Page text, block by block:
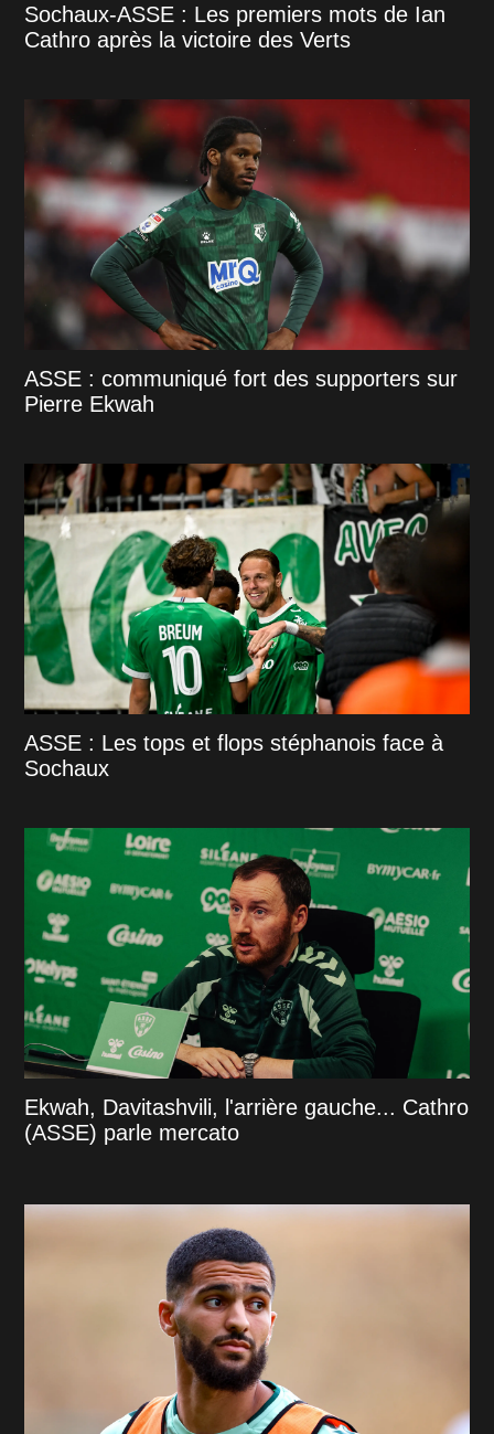
Sochaux-ASSE : Les premiers mots de Ian
Cathro après la victoire des Verts
ASSE : communiqué fort des supporters sur
Pierre Ekwah
ASSE : Les tops et flops stéphanois face à
Sochaux
Ekwah, Davitashvili, l'arrière gauche... Cathro
(ASSE) parle mercato